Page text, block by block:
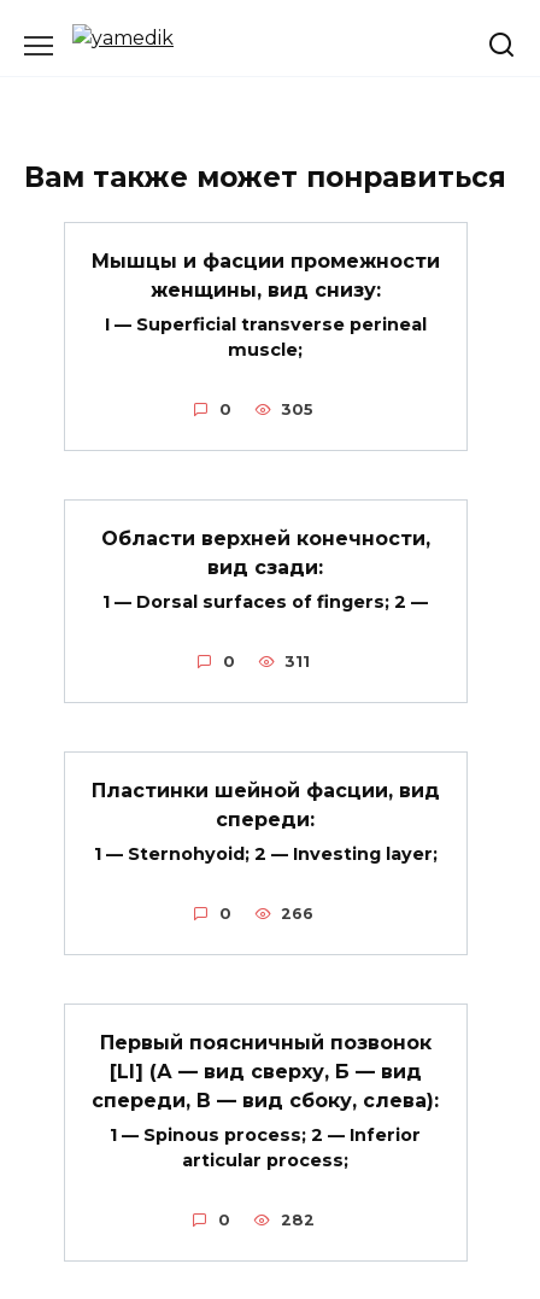
Вам также может понравиться
Мышцы и фасции промежности
женщины, вид снизу:
I — Superficial transverse perineal
muscle;
0 305
Области верхней конечности,
вид сзади:
1 — Dorsal surfaces of fingers; 2 —
0 311
Пластинки шейной фасции, вид
спереди:
1 — Sternohyoid; 2 — Investing layer;
0 266
Первый поясничный позвонок
[LI] (А — вид сверху, Б — вид
спереди, В — вид сбоку, слева):
1 — Spinous process; 2 — Inferior
articular process;
0 282